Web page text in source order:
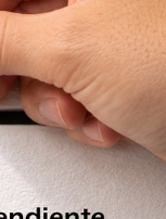
de los
llevaría a un
le informó que
estaban
continuar
el INM.